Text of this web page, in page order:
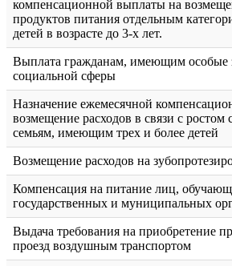
компенсационной выплаты на
продуктов питания отдельным
детей в возрасте до 3-х лет.
Выплата гражданам, имеющим особые
социальной сферы
Назначение ежемесячной
возмещение расходов в связи с ростом
семьям, имеющим трех и более детей
Возмещение расходов на
Компенсация на питание лиц,
государственных и муниципальных
Выдача требования на приобретение
проезд воздушным транспортом